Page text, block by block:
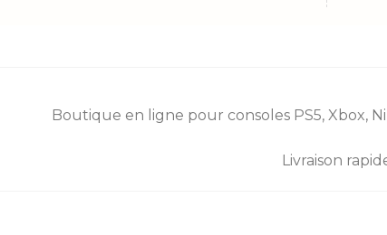
Boutique en ligne pour consoles PS5, Xbox,
Livraison